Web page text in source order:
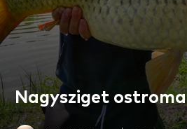
Nagysziget ostroma